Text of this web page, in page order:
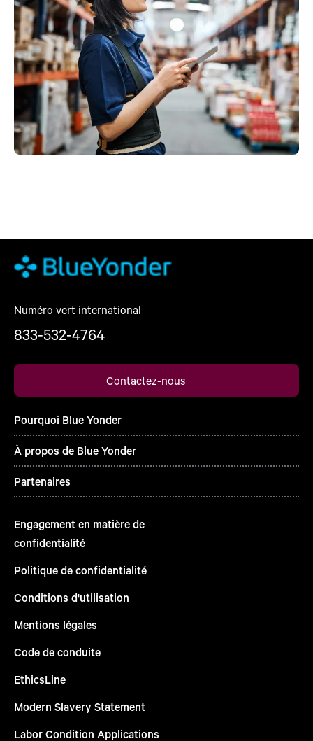
Numéro vert international
833-532-4764
Contactez-nous
Pourquoi Blue Yonder
À propos de Blue Yonder
Partenaires
Engagement en matière de
confidentialité
Politique de confidentialité
Conditions d'utilisation
Mentions légales
Code de conduite
EthicsLine
Modern Slavery Statement
Labor Condition Applications